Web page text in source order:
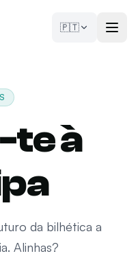
🇵🇹
à
da bilhética a
Alinhas?